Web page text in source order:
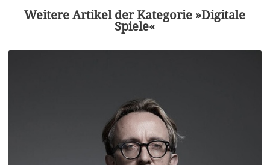
Weitere Artikel der Kategorie »Digitale
Spiele«